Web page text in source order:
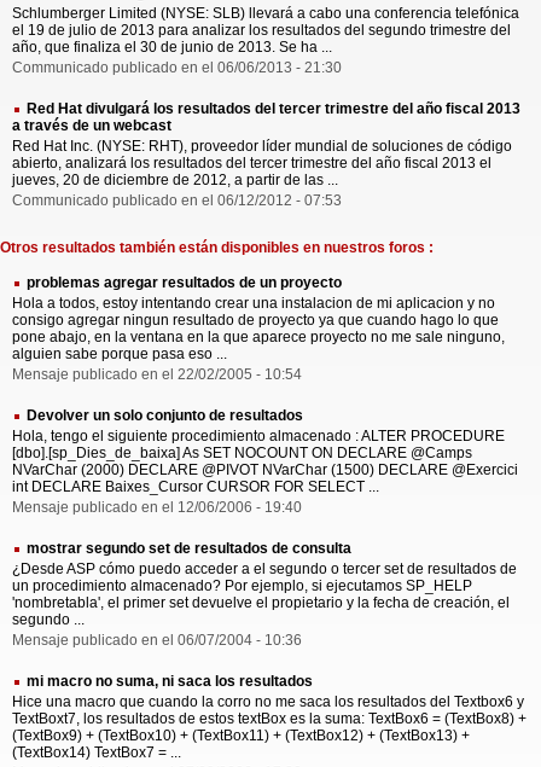
Schlumberger Limited (NYSE: SLB) llevará a cabo una conferencia telefónica
el 19 de julio de 2013 para analizar los resultados del segundo trimestre del
año, que finaliza el 30 de junio de 2013. Se ha ...
Communicado publicado en el 06/06/2013 - 21:30
Red Hat divulgará los resultados del tercer trimestre del año fiscal 2013
a través de un webcast
Red Hat Inc. (NYSE: RHT), proveedor líder mundial de soluciones de código
abierto, analizará los resultados del tercer trimestre del año fiscal 2013 el
jueves, 20 de diciembre de 2012, a partir de las ...
Communicado publicado en el 06/12/2012 - 07:53
Otros resultados también están disponibles en nuestros foros :
problemas agregar resultados de un proyecto
Hola a todos, estoy intentando crear una instalacion de mi aplicacion y no
consigo agregar ningun resultado de proyecto ya que cuando hago lo que
pone abajo, en la ventana en la que aparece proyecto no me sale ninguno,
alguien sabe porque pasa eso ...
Mensaje publicado en el 22/02/2005 - 10:54
Devolver un solo conjunto de resultados
Hola, tengo el siguiente procedimiento almacenado : ALTER PROCEDURE
[dbo].[sp_Dies_de_baixa] As SET NOCOUNT ON DECLARE @Camps
NVarChar (2000) DECLARE @PIVOT NVarChar (1500) DECLARE @Exercici
int DECLARE Baixes_Cursor CURSOR FOR SELECT ...
Mensaje publicado en el 12/06/2006 - 19:40
mostrar segundo set de resultados de consulta
¿Desde ASP cómo puedo acceder a el segundo o tercer set de resultados de
un procedimiento almacenado? Por ejemplo, si ejecutamos SP_HELP
'nombretabla', el primer set devuelve el propietario y la fecha de creación, el
segundo ...
Mensaje publicado en el 06/07/2004 - 10:36
mi macro no suma, ni saca los resultados
Hice una macro que cuando la corro no me saca los resultados del Textbox6 y
TextBoxt7, los resultados de estos textBox es la suma: TextBox6 = (TextBox8) +
(TextBox9) + (TextBox10) + (TextBox11) + (TextBox12) + (TextBox13) +
(TextBox14) TextBox7 = ...